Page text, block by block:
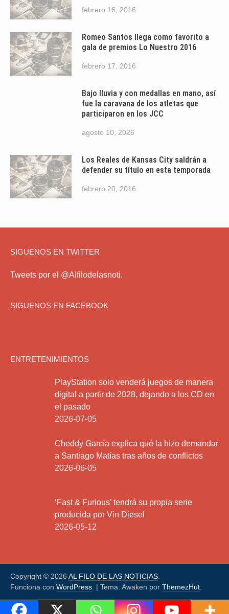
febrero 16, 2016
Romeo Santos llega como favorito a
gala de premios Lo Nuestro 2016
febrero 17, 2016
Bajo lluvia y con medallas en mano, así
fue la caravana de los atletas que
participaron en los JCC
agosto 10, 2026
Los Reales de Kansas City saldrán a
defender su título en esta temporada
febrero 20, 2016
SIGUENOS EN TWITTER
Tweets por el @Alfilodelasnoti.
SIGUENOS EN FACEBOOK
ENTRETENIMIENTOS
PlayStation solo venderá juegos de manera
digital a partir de 2028, dejando a los CD en
el pasado
2026-07-05
Cheddy García explica qué la hizo demandar
a Santiago Matías tras años de conflictos
2026-06-05
‘Fast & Furious’ tendrá su propia serie
producida por Vin Diesel
2026-05-12
Copyright © 2026 AL FILO DE LAS NOTICIAS
Funciona con WordPress | Tema: Awaken por ThemezHut